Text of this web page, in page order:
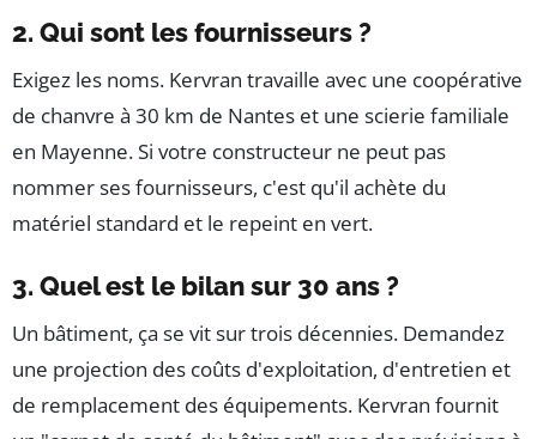
2. Qui sont les fournisseurs ?
Exigez les noms. Kervran travaille avec une coopérative
de chanvre à 30 km de Nantes et une scierie familiale
en Mayenne. Si votre constructeur ne peut pas
nommer ses fournisseurs, c'est qu'il achète du
matériel standard et le repeint en vert.
3. Quel est le bilan sur 30 ans ?
Un bâtiment, ça se vit sur trois décennies. Demandez
une projection des coûts d'exploitation, d'entretien et
de remplacement des équipements. Kervran fournit